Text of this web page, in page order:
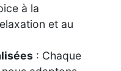
à la
et au
: Chaque